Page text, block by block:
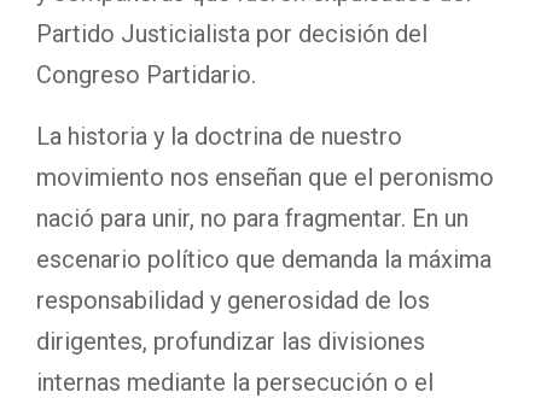
Partido Justicialista por decisión del
Congreso Partidario.
La historia y la doctrina de nuestro
movimiento nos enseñan que el peronismo
nació para unir, no para fragmentar. En un
escenario político que demanda la máxima
responsabilidad y generosidad de los
dirigentes, profundizar las divisiones
internas mediante la persecución o el